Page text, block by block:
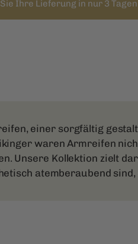
Ihre Lieferung in nur 3
einer sorgfältig
waren Armreifen
Unsere Kollektion zielt
atemberaubend